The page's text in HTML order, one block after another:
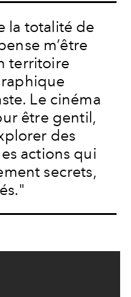
la totalité de
m’être
territoire
Le cinéma
être gentil,
des
actions qui
secrets,